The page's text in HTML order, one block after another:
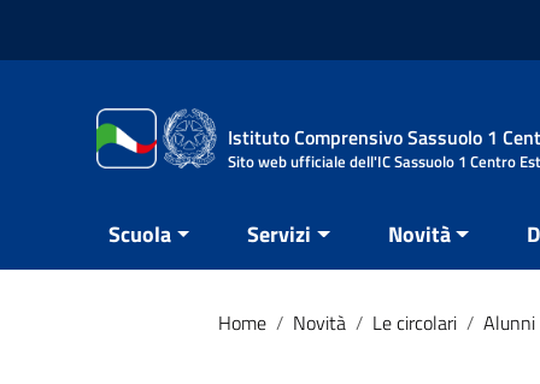
Istituto Comprensivo Sassuolo 1
Sito web ufficiale dell'IC Sassuolo 1 Centro Est
Scuola Servizi Novità
Home / Novità / Le circolari / Alunni